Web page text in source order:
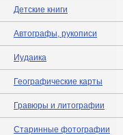
Детские книги
Автографы, рукописи
Иудаика
Географические карты
Гравюры и литографии
Старинные фотографии